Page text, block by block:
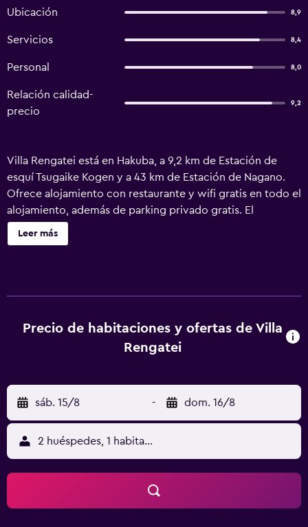
Ubicación 8,9
Servicios 8,4
Personal 8,0
Relación calidad-
precio
9,2
Villa Rengatei está en Hakuba, a 9,2 km de Estación de
esquí Tsugaike Kogen y a 43 km de Estación de Nagano.
Ofrece alojamiento con restaurante y wifi gratis en todo el
alojamiento, además de parking privado gratis. El
alojamiento está a unos 18 min a pie de Estación de esquí
Happo One, a 5,7 km de Estación de esquí Hakuba Goryu y
horno, caja fuerte, TV de pantalla plana y baño privado
con bidet. En Villa Rengatei, cada habitación dispone de
pensión de 2 estrellas. Templo de Togakushi está a 43 km
del alojamiento, y Terminal de autobuses Happo de
Hakuba está a 18 min a pie. El aeropuerto (Aeropuerto de
Matsumoto) está a 66 km.
Leer más
Precio de habitaciones y ofertas de Villa
Rengatei
sáb. 15/8 - dom. 16/8
2 huéspedes, 1 habitación